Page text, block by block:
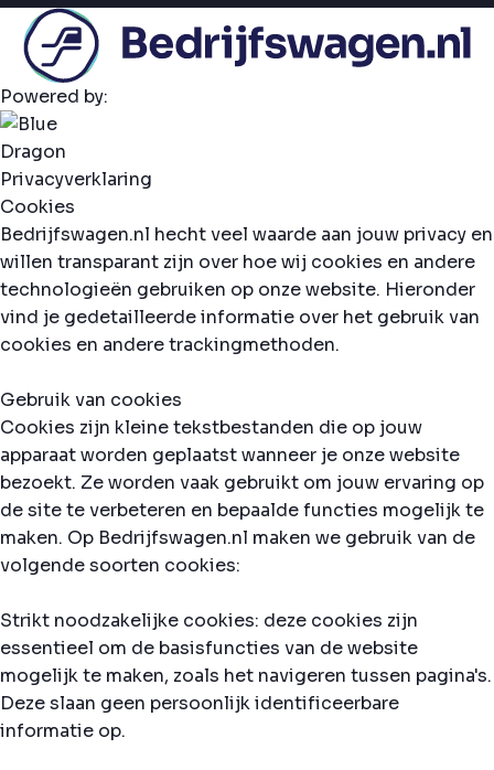
Powered by:
Privacyverklaring
Cookies
Bedrijfswagen.nl hecht veel waarde aan jouw privacy en
willen transparant zijn over hoe wij cookies en andere
technologieën gebruiken op onze website. Hieronder
vind je gedetailleerde informatie over het gebruik van
cookies en andere trackingmethoden.
Gebruik van cookies
Cookies zijn kleine tekstbestanden die op jouw
apparaat worden geplaatst wanneer je onze website
bezoekt. Ze worden vaak gebruikt om jouw ervaring op
de site te verbeteren en bepaalde functies mogelijk te
maken. Op Bedrijfswagen.nl maken we gebruik van de
volgende soorten cookies:
Strikt noodzakelijke cookies: deze cookies zijn
essentieel om de basisfuncties van de website
mogelijk te maken, zoals het navigeren tussen pagina's.
Deze slaan geen persoonlijk identificeerbare
informatie op.